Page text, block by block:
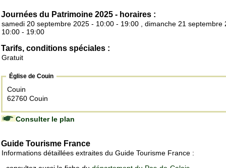
Journées du Patrimoine 2025 - horaires :
samedi 20 septembre 2025 - 10:00 - 19:00 , dimanche 21 septembre
10:00 - 19:00
Tarifs, conditions spéciales :
Gratuit
Église de Couin
Couin
62760 Couin
Consulter le plan
Guide Tourisme France
Informations détaillées extraites du Guide Tourisme France :